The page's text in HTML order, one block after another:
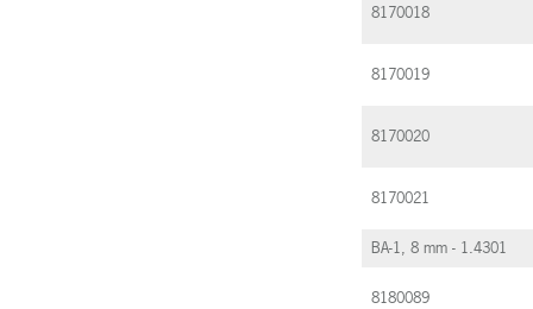
8170018
8170019
8170020
8170021
BA-1, 8 mm - 1.4301
8180089